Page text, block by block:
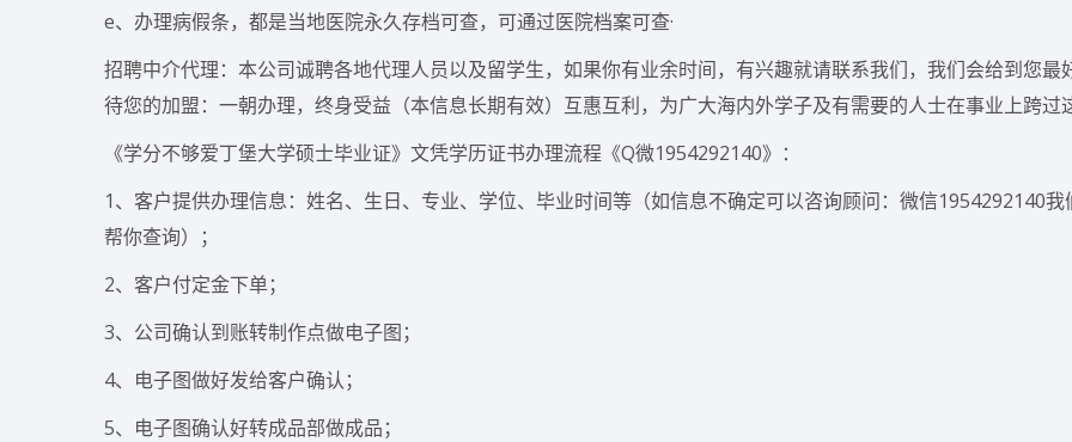
e、办理病假条，都是当地医院永久存档可查，可通过医院档案可查·
招聘中介代理：本公司诚聘各地代理人员以及留学生，如果你有业余时间，有兴趣就请联系我们，我们会给到您最
待您的加盟：一朝办理，终身受益（本信息长期有效）互惠互利，为广大海内外学子及有需要的人士在事业上跨过
《学分不够爱丁堡大学硕士毕业证》文凭学历证书办理流程《Q微1954292140》：
1、客户提供办理信息：姓名、生日、专业、学位、毕业时间等（如信息不确定可以咨询顾问：微信1954292140我
帮你查询）；
2、客户付定金下单；
3、公司确认到账转制作点做电子图；
4、电子图做好发给客户确认；
5、电子图确认好转成品部做成品；